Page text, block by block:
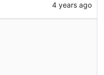
4 years ago